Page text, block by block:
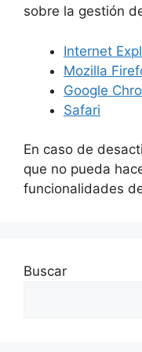
sobre la gestión
Internet
Mozilla
Google
Safari
En caso de
que no pueda
funcionalidades
Buscar